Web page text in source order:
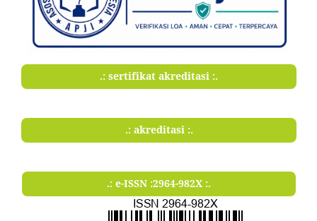
.: sertifikat akreditasi :.
.: akreditasi :.
.: e-ISSN :2964-982X :.